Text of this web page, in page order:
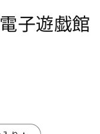
子遊戯館